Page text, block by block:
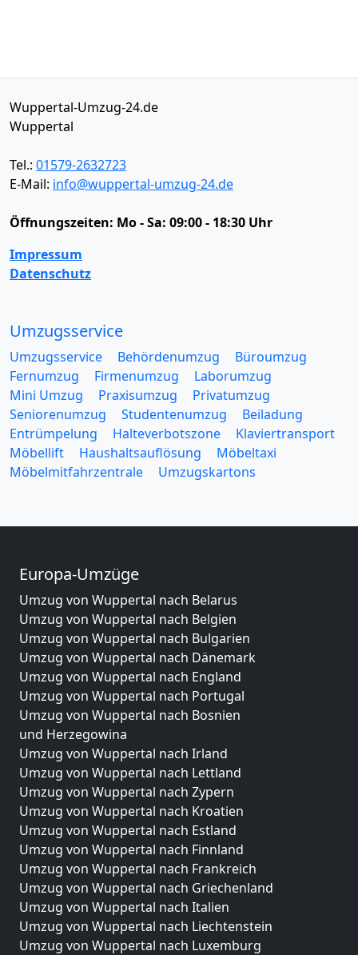
Wuppertal-Umzug-24.de
Wuppertal
Tel.: 01579-2632723
E-Mail: info@wuppertal-umzug-24.de
Öffnungszeiten: Mo - Sa: 09:00 - 18:30 Uhr
Impressum
Datenschutz
Umzugsservice
Umzugsservice Behördenumzug
Büroumzug
Fernumzug
Firmenumzug
Laborumzug
Mini Umzug
Praxisumzug
Privatumzug
Seniorenumzug
Studentenumzug
Beiladung
Entrümpelung
Halteverbotszone
Klaviertransport
Möbellift
Haushaltsauflösung
Möbeltaxi
Möbelmitfahrzentrale
Umzugskartons
Europa-Umzüge
Umzug von Wuppertal nach Belarus
Umzug von Wuppertal nach Belgien
Umzug von Wuppertal nach Bulgarien
Umzug von Wuppertal nach Dänemark
Umzug von Wuppertal nach England
Umzug von Wuppertal nach Portugal
Umzug von Wuppertal nach Bosnien
und Herzegowina
Umzug von Wuppertal nach Irland
Umzug von Wuppertal nach Lettland
Umzug von Wuppertal nach Zypern
Umzug von Wuppertal nach Kroatien
Umzug von Wuppertal nach Estland
Umzug von Wuppertal nach Finnland
Umzug von Wuppertal nach Frankreich
Umzug von Wuppertal nach Griechenland
Umzug von Wuppertal nach Italien
Umzug von Wuppertal nach Liechtenstein
Umzug von Wuppertal nach Luxemburg